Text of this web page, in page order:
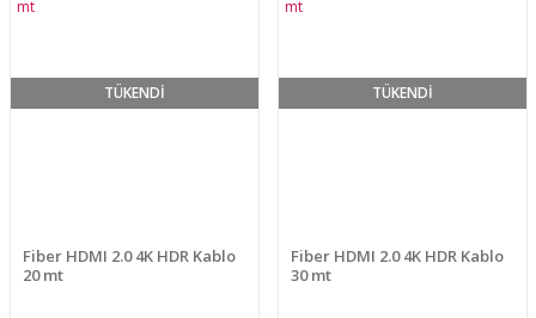
TÜKENDİ
Fiber HDMI 2.0 4K HDR Kablo
20 mt
TÜKENDİ
Fiber HDMI 2.0 4K HDR Kablo
30 mt